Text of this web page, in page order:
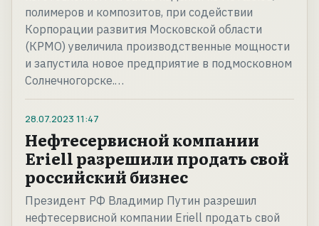
полимеров и композитов, при содействии
Корпорации развития Московской области
(КРМО) увеличила производственные мощности
и запустила новое предприятие в подмосковном
Солнечногорске.…
28.07.2023 11:47
Нефтесервисной компании
Eriell разрешили продать свой
российский бизнес
Президент РФ Владимир Путин разрешил
нефтесервисной компании Eriell продать свой